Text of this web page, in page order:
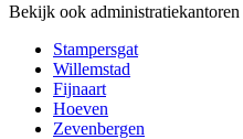
Bekijk ook
Stampersgat
Willemstad
Fijnaart
Hoeven
Zevenbergen